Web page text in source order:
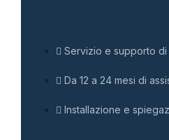
Servizio e supporto di
Da 12 a 24 mesi di
Installazione e